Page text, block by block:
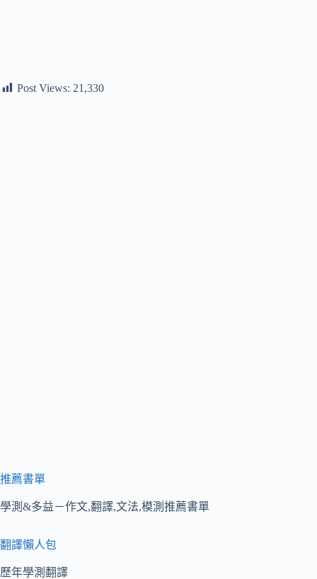
Post Views: 21,330
推薦書單
學測&多益－作文,翻譯,文法,模測推薦書單
翻譯懶人包
歷年學測翻譯